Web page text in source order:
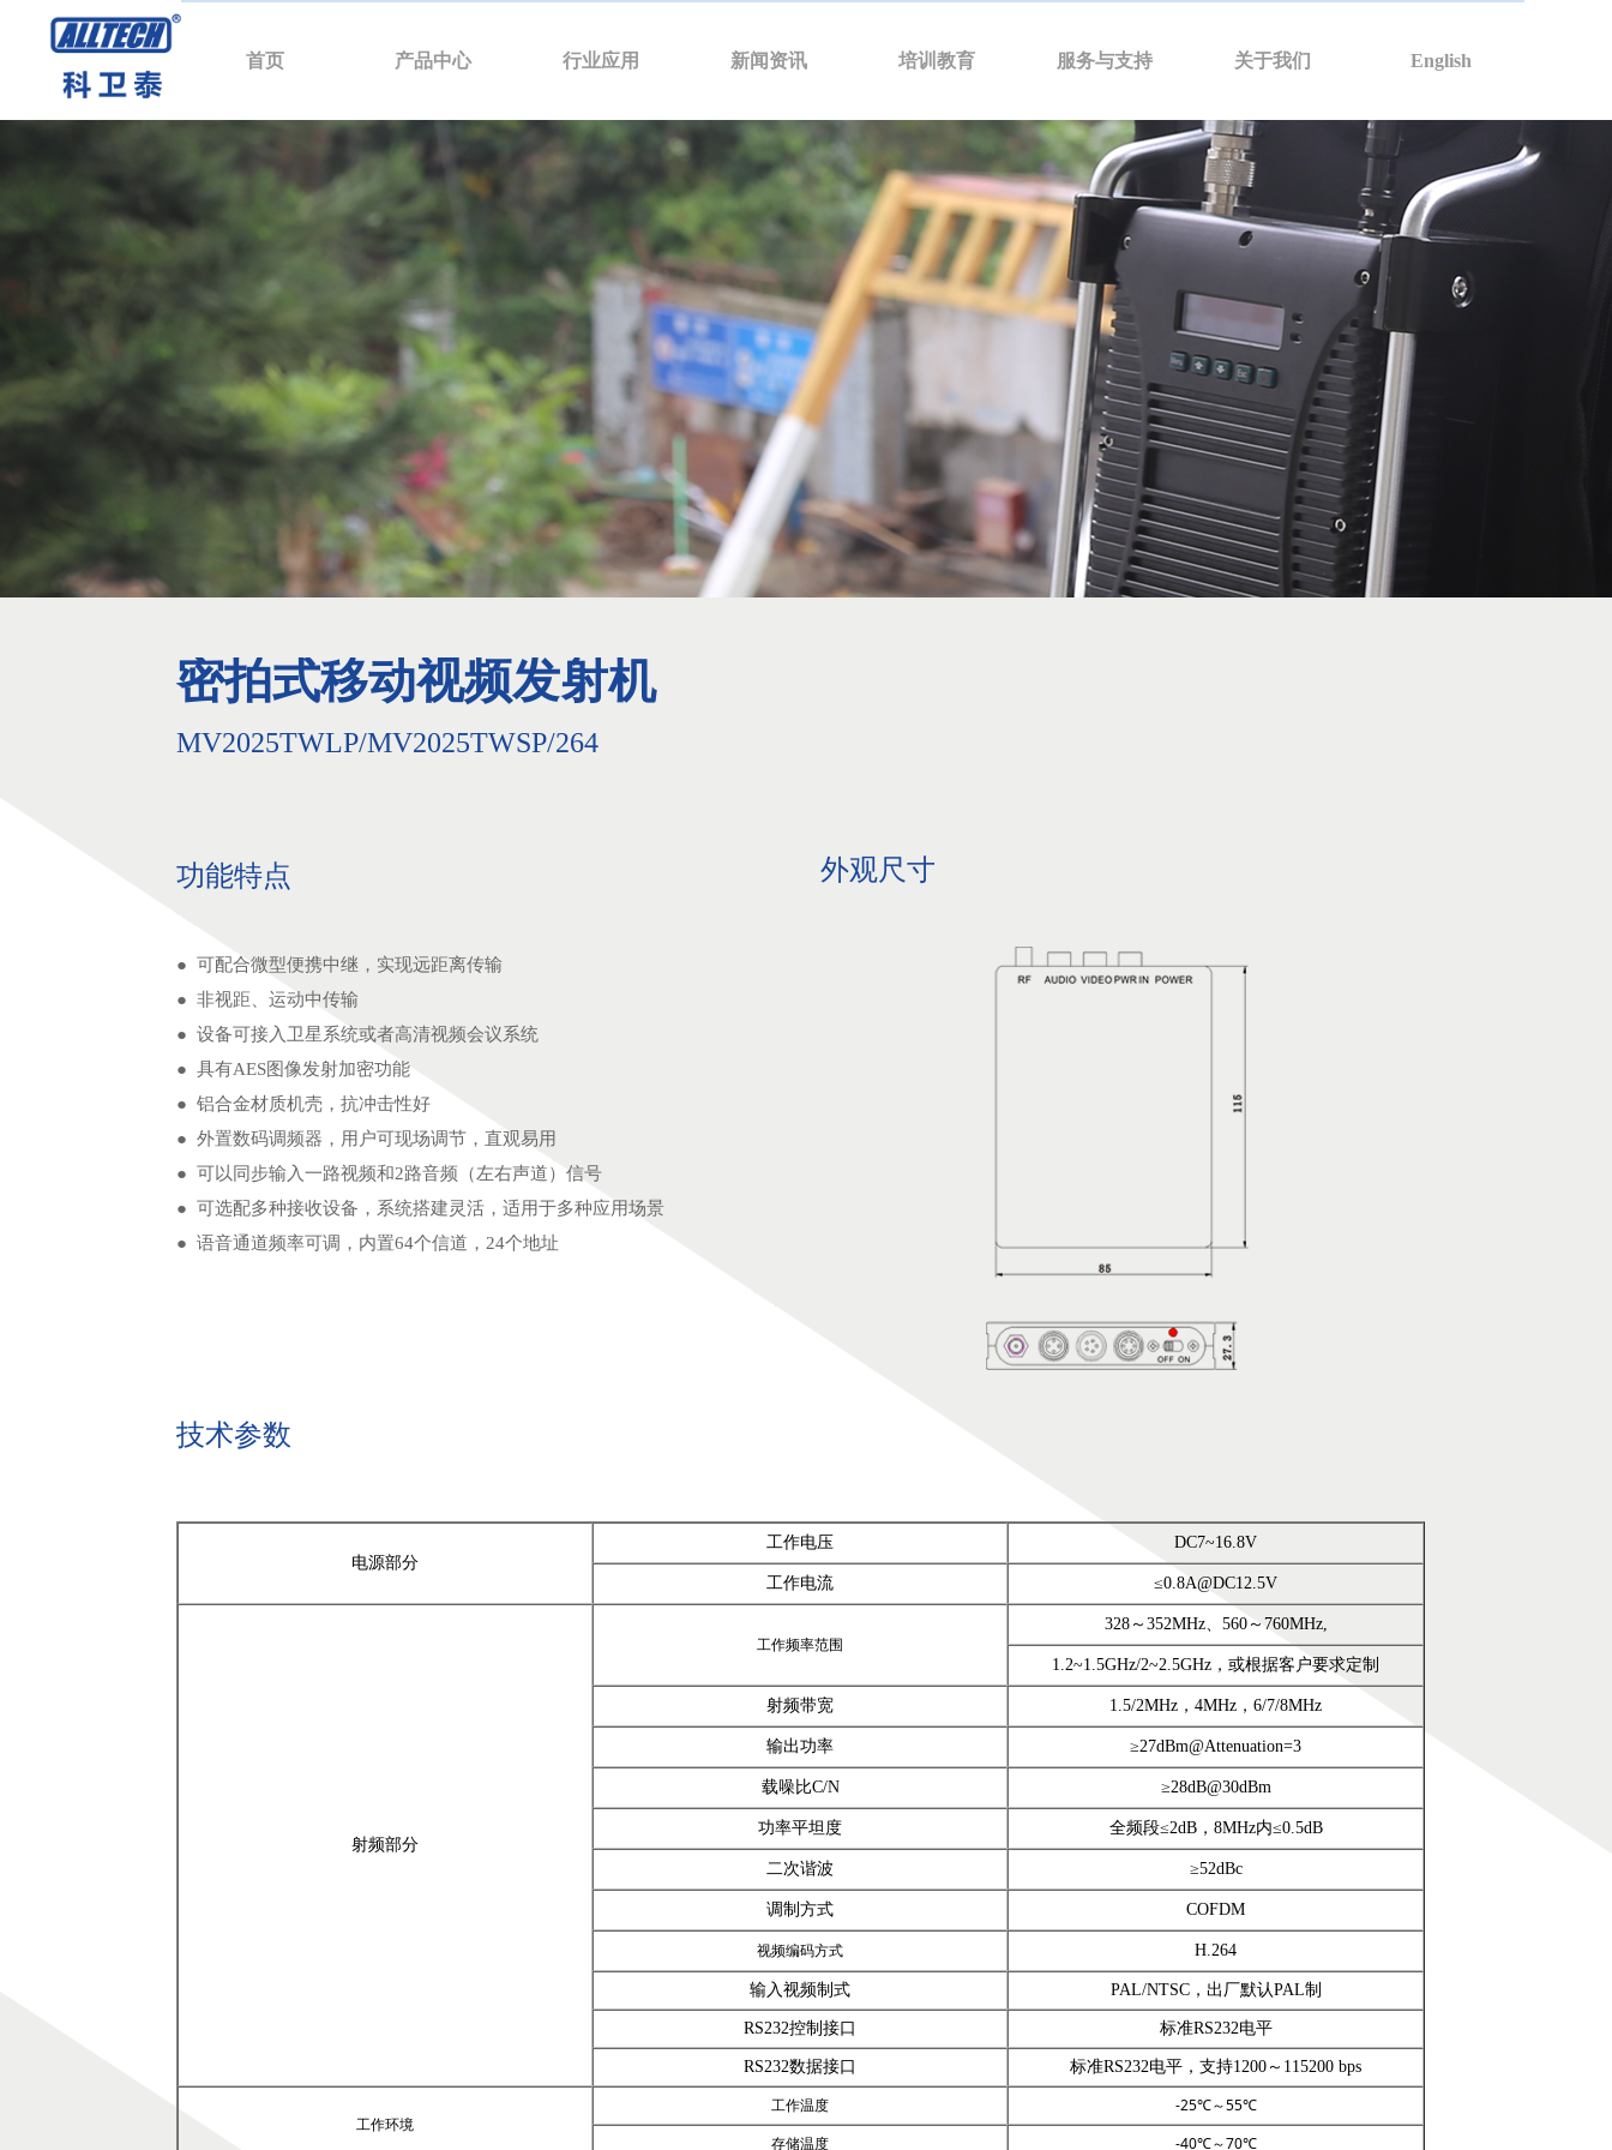
首页 产品中心 行业应用 新闻资讯 培训教育 服务与支持 关于我们 English
密拍式移动视频发射机
MV2025TWLP/MV2025TWSP/264
功能特点
● 可配合微型便携中继，实现远距离传输
● 非视距、运动中传输
● 设备可接入卫星系统或者高清视频会议系统
● 具有AES图像发射加密功能
● 铝合金材质机壳，抗冲击性好
● 外置数码调频器，用户可现场调节，直观易用
● 可以同步输入一路视频和2路音频（左右声道）信号
● 可选配多种接收设备，系统搭建灵活，适用于多种应用场景
● 语音通道频率可调，内置64个信道，24个地址
技术参数
电源部分
工作电压 DC7~16.8V
工作电流 ≤0.8A@DC12.5V
射频部分
工作频率范围
328～352MHz、560～760MHz,
1.2~1.5GHz/2~2.5GHz，或根据客户要求定制
射频带宽 1.5/2MHz，4MHz，6/7/8MHz
输出功率 ≥27dBm@Attenuation=3
载噪比C/N ≥28dB@30dBm
功率平坦度 全频段≤2dB，8MHz内≤0.5dB
二次谐波 ≥52dBc
调制方式 COFDM
视频编码方式 H.264
输入视频制式 PAL/NTSC，出厂默认PAL制
RS232控制接口 标准RS232电平
RS232数据接口 标准RS232电平，支持1200～115200 bps
工作环境
工作温度
-25℃～55℃
存储温度
-40℃～70℃
外观尺寸